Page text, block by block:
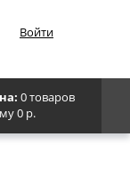
Войти
0 товаров
0 р.